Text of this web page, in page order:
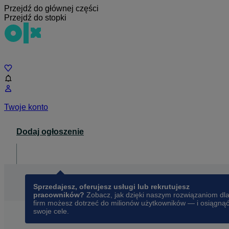
Przejdź do głównej części
Przejdź do stopki
Twoje konto
Dodaj ogłoszenie
Sprzedajesz, oferujesz usługi lub rekrutujesz
pracowników? Zobacz, jak dzięki naszym rozwiązaniom dla
firm możesz dotrzeć do milionów użytkowników — i osiągnąć
swoje cele.